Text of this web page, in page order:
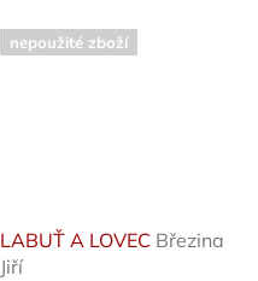
nepoužité zboží
LABUŤ A LOVEC Březina
Jiří